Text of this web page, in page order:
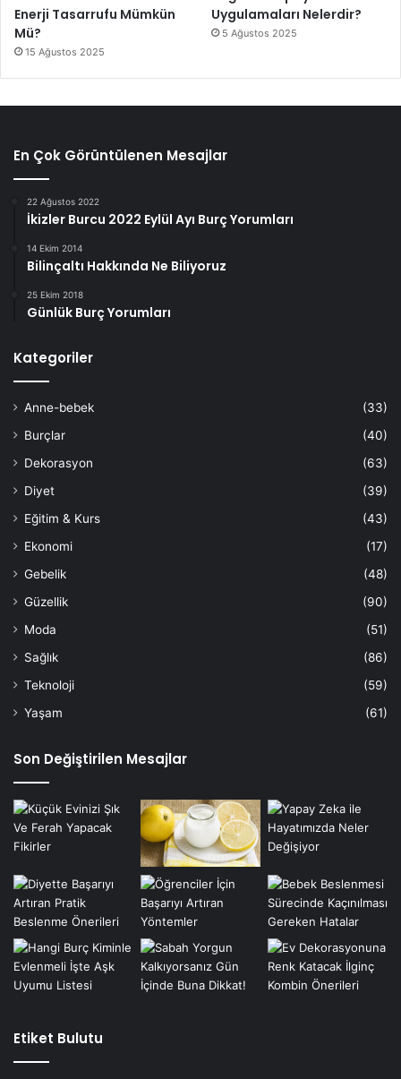
Enerji Tasarrufu Mümkün
Mü?
15 Ağustos 2025
Uygulamaları Nelerdir?
5 Ağustos 2025
En Çok Görüntülenen Mesajlar
22 Ağustos 2022
İkizler Burcu 2022 Eylül Ayı Burç Yorumları
14 Ekim 2014
Bilinçaltı Hakkında Ne Biliyoruz
25 Ekim 2018
Günlük Burç Yorumları
Kategoriler
Anne-bebek
(33)
Burçlar
(40)
Dekorasyon
(63)
Diyet
(39)
Eğitim & Kurs
(43)
Ekonomi
(17)
Gebelik
(48)
Güzellik
(90)
Moda
(51)
Sağlık
(86)
Teknoloji
(59)
Yaşam
(61)
Son Değiştirilen Mesajlar
Etiket Bulutu